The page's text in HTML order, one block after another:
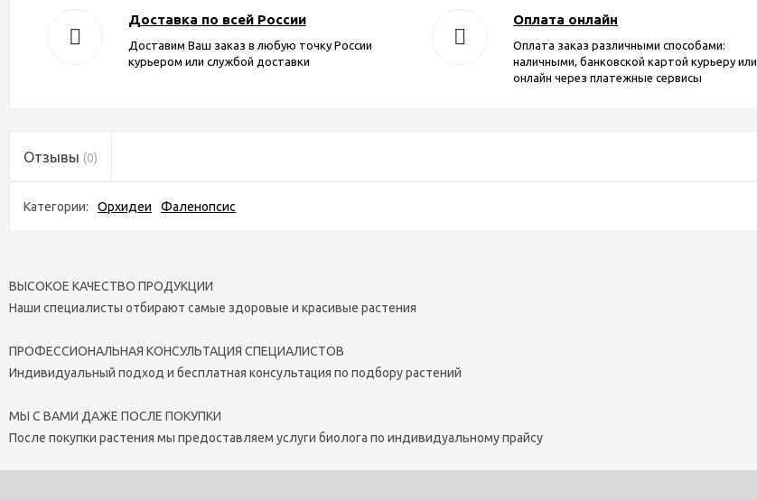
Доставка по всей России
Доставим Ваш заказ в любую точку России
курьером или службой доставки
Оплата онлайн
Оплата заказ различными способами:
наличными, банковской картой курьеру или
онлайн через платежные сервисы
Отзывы (0)
Категории: Орхидеи Фаленопсис
ВЫСОКОЕ КАЧЕСТВО ПРОДУКЦИИ
Наши специалисты отбирают самые здоровые и красивые растения
ПРОФЕССИОНАЛЬНАЯ КОНСУЛЬТАЦИЯ СПЕЦИАЛИСТОВ
Индивидуальный подход и бесплатная консультация по подбору растений
МЫ С ВАМИ ДАЖЕ ПОСЛЕ ПОКУПКИ
После покупки растения мы предоставляем услуги биолога по индивидуальному прайсу